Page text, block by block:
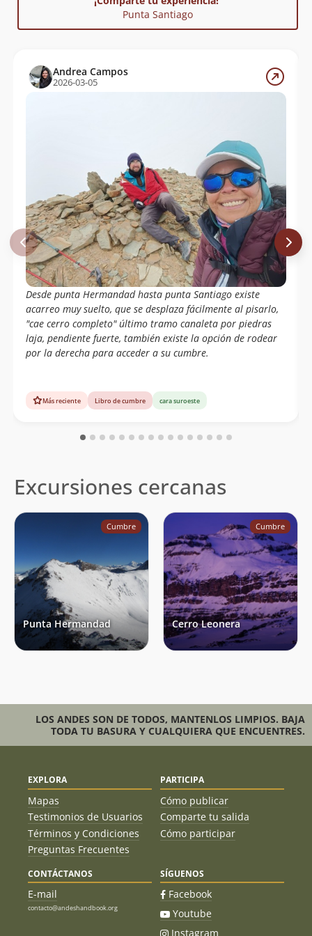
Punta Santiago
Andrea Campos
2026-03-05
Desde punta Hermandad hasta punta Santiago existe
acarreo muy suelto, que se desplaza fácilmente al pisarlo,
"cae cerro completo" último tramo canaleta por piedras
laja, pendiente fuerte, también existe la opción de rodear
por la derecha para acceder a su cumbre.
Más reciente Libro de cumbre cara suroeste
Excursiones cercanas
Cumbre
Punta Hermandad
Cumbre
Cerro Leonera
LOS ANDES SON DE TODOS, MANTENLOS LIMPIOS. BAJA
TODA TU BASURA Y CUALQUIERA QUE ENCUENTRES.
EXPLORA
Mapas
Testimonios de Usuarios
Términos y Condiciones
Preguntas Frecuentes
PARTICIPA
Cómo publicar
Comparte tu salida
Cómo participar
CONTÁCTANOS
E-mail
contacto@andeshandbook.org
SÍGUENOS
Facebook
Youtube
Instagram